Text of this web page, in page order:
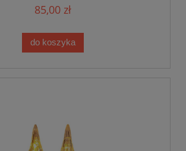
85,00 zł
do koszyka